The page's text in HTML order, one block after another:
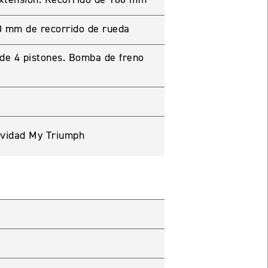
mm de recorrido de rueda
4 pistones. Bomba de freno
My Triumph